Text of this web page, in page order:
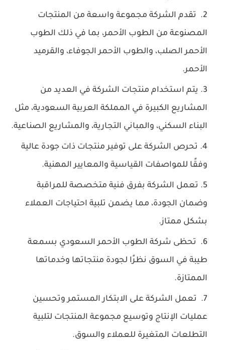
تقدم الشركة مجموعة واسعة من المنتجات
المصنوعة من الطوب الأحمر، بما في ذلك الطوب
الأحمر الصلب، والطوب الأحمر الجوفاء، والقرميد
الأحمر.
يتم استخدام منتجات الشركة في العديد من
المشاريع الكبيرة في المملكة العربية السعودية، مثل
البناء السكني، والمباني التجارية، والمشاريع الصناعية.
تحرص الشركة على توفير منتجات ذات جودة عالية
وفقًا للمواصفات القياسية والمعايير المهنية.
تعمل الشركة بفرق فنية متخصصة للمراقبة
وضمان الجودة، مما يضمن تلبية احتياجات العملاء
بشكل ممتاز.
تحظى شركة الطوب الأحمر السعودي بسمعة
طيبة في السوق نظرًا لجودة منتجاتها وخدماتها
الممتازة.
تعمل الشركة على الابتكار المستمر وتحسين
عمليات الإنتاج وتوسيع مجموعة المنتجات لتلبية
التطلعات المتغيرة للعملاء والسوق.